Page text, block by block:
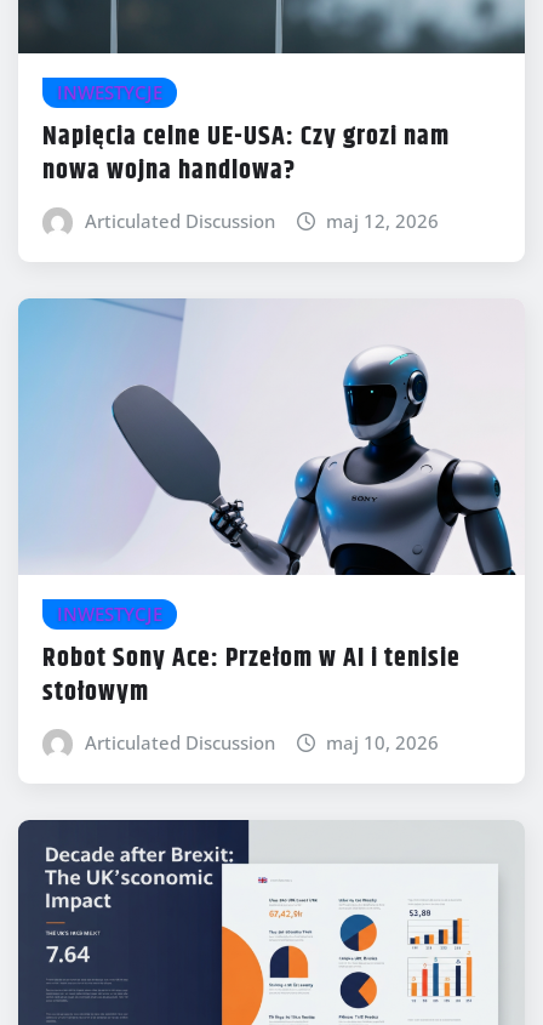
INWESTYCJE
Napięcia celne UE-USA: Czy grozi nam
nowa wojna handlowa?
Articulated Discussion maj 12, 2026
INWESTYCJE
Robot Sony Ace: Przełom w AI i tenisie
stołowym
Articulated Discussion maj 10, 2026